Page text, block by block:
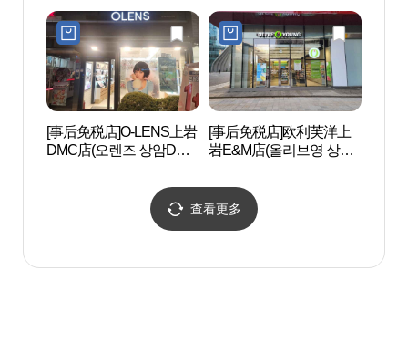
[事后免税店]O-LENS上岩
DMC店(오렌즈 상암DMC
[事后免税店]欧利芙洋上
岩E&M店(올리브영 상암
查看更多